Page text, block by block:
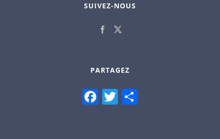
SUIVEZ-NOUS
PARTAGEZ
Facebook
Twitter